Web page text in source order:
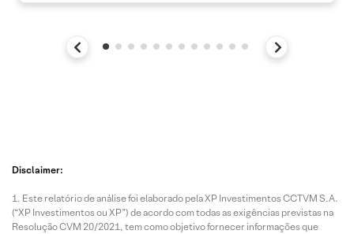
Disclaimer:
Este relatório de análise foi elaborado pela XP Investimentos CCTVM S.A.
(“XP Investimentos ou XP”) de acordo com todas as exigências previstas na
Resolução CVM 20/2021, tem como objetivo fornecer informações que